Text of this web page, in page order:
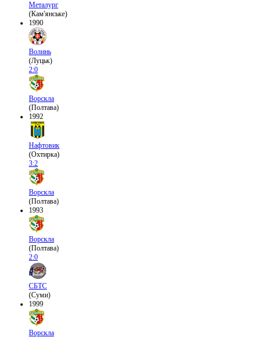
Металург
(Кам'янське)
1990
Волинь
(Луцьк)
2:0
Ворскла
(Полтава)
1992
Нафтовик
(Охтирка)
3:2
Ворскла
(Полтава)
1993
Ворскла
(Полтава)
2:0
СБТС
(Суми)
1999
Ворскла